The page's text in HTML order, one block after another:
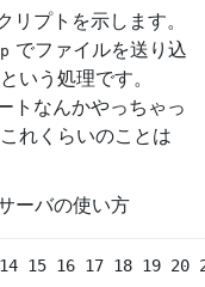
プトを示します。
でファイルを送り込
いう処理です。
トなんかやっちゃっ
れくらいのことは
ーバの使い方
15 16 17 18 19 20